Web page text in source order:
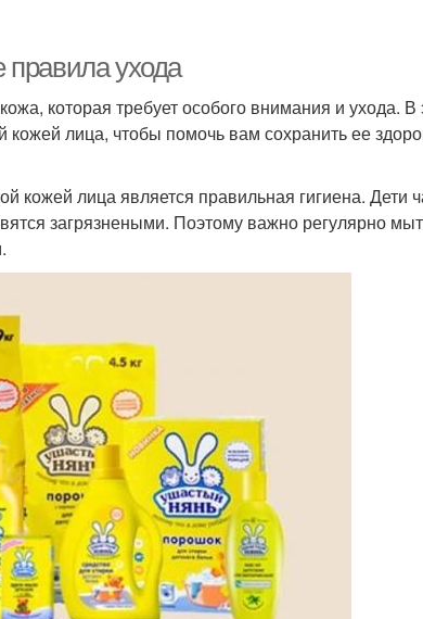
правила ухода
которая требует особого внимания и ухода.
лица, чтобы помочь вам сохранить ее
лица является правильная гигиена. Дети
загрязнеными. Поэтому важно регулярно